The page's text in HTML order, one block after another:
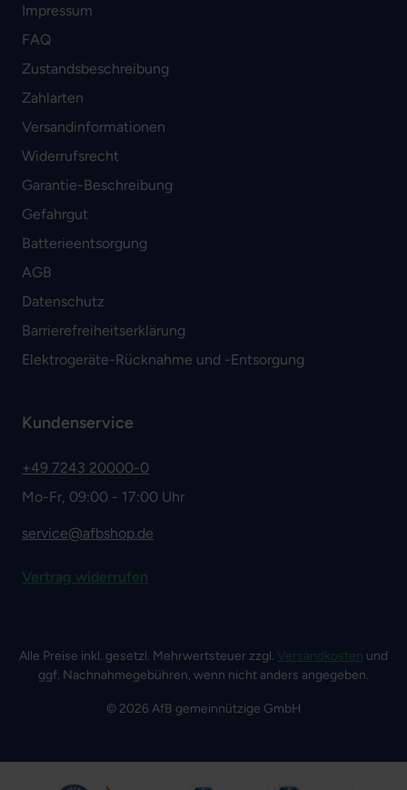
Impressum
FAQ
Zustandsbeschreibung
Zahlarten
Versandinformationen
Widerrufsrecht
Garantie-Beschreibung
Gefahrgut
Batterieentsorgung
AGB
Datenschutz
Barrierefreiheitserklärung
Elektrogeräte-Rücknahme und -Entsorgung
Kundenservice
+49 7243 20000-0
Mo-Fr, 09:00 - 17:00 Uhr
service@afbshop.de
Vertrag widerrufen
Alle Preise inkl. gesetzl. Mehrwertsteuer zzgl. Versandkosten und
ggf. Nachnahmegebühren, wenn nicht anders angegeben.
© 2026 AfB gemeinnützige GmbH